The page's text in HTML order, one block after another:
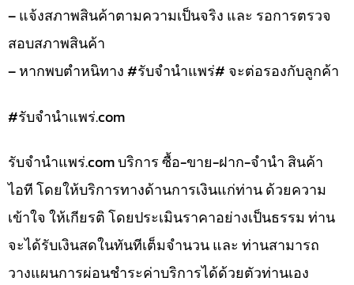
– แจ้งสภาพสินค้าตามความเป็นจริง และ รอการตรวจ
สอบสภาพสินค้า
– หากพบตำหนิทาง #รับจำนำแพร่# จะต่อรองกับลูกค้า
#รับจํานําแพร่.com
รับจํานําแพร่.com บริการ ซื้อ-ขาย-ฝาก-จำนำ สินค้า
ไอที โดยให้บริการทางด้านการเงินแก่ท่าน ด้วยความ
เข้าใจ ให้เกียรติ โดยประเมินราคาอย่างเป็นธรรม ท่าน
จะได้รับเงินสดในทันทีเต็มจำนวน และ ท่านสามารถ
วางแผนการผ่อนชำระค่าบริการได้ด้วยตัวท่านเอง